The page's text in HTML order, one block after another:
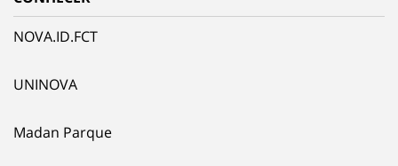
NOVA.ID.FCT
UNINOVA
Madan Parque